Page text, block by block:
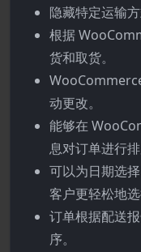
隐藏特定运输
根据
货和取货。
动更改。
能够在
息对订单进行
可以为日期选
客户更轻松地选
订单根据配送
序。